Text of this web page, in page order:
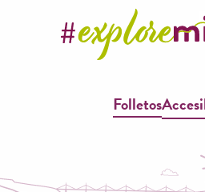
Folletos